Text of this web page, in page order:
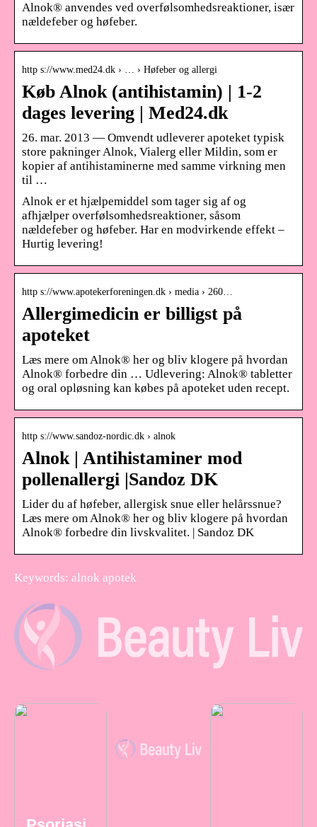
Alnok® anvendes ved overfølsomhedsreaktioner, især
nældefeber og høfeber.
http s://www.med24.dk › … › Høfeber og allergi
Køb Alnok (antihistamin) | 1-2
dages levering | Med24.dk
26. mar. 2013 — Omvendt udleverer apoteket typisk
store pakninger Alnok, Vialerg eller Mildin, som er
kopier af antihistaminerne med samme virkning men
til …
Alnok er et hjælpemiddel som tager sig af og
afhjælper overfølsomhedsreaktioner, såsom
nældefeber og høfeber. Har en modvirkende effekt –
Hurtig levering!
http s://www.apotekerforeningen.dk › media › 260…
Allergimedicin er billigst på
apoteket
Læs mere om Alnok® her og bliv klogere på hvordan
Alnok® forbedre din … Udlevering: Alnok® tabletter
og oral opløsning kan købes på apoteket uden recept.
http s://www.sandoz-nordic.dk › alnok
Alnok | Antihistaminer mod
pollenallergi |Sandoz DK
Lider du af høfeber, allergisk snue eller helårssnue?
Læs mere om Alnok® her og bliv klogere på hvordan
Alnok® forbedre din livskvalitet. | Sandoz DK
Keywords: alnok apotek